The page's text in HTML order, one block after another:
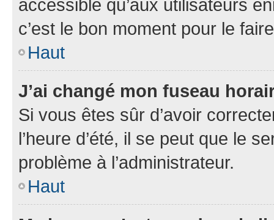
accessible qu’aux utilisateurs
c’est le bon moment pour le
Haut
J’ai changé mon fuseau
Si vous êtes sûr d’avoir
l’heure d’été, il se peut que le
problème à l’administrateur.
Haut